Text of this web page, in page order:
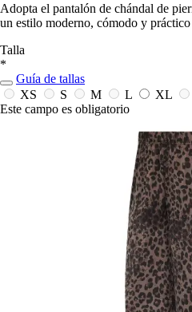
Adopta el pantalón de chándal de
un estilo moderno, cómodo y
Talla
*
Guía de tallas
XS
S M L XL
Este campo es obligatorio